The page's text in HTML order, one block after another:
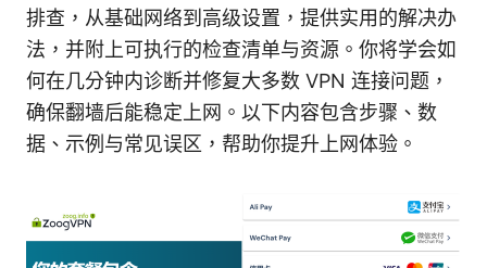
排查，从基础网络到高级设置，提供实用的解决办
法，并附上可执行的检查清单与资源。你将学会如
何在几分钟内诊断并修复大多数 VPN 连接问题，
确保翻墙后能稳定上网。以下内容包含步骤、数
据、示例与常见误区，帮助你提升上网体验。